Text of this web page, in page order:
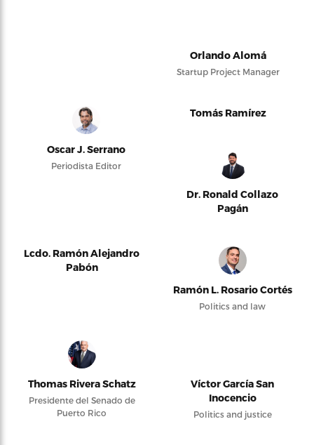
Orlando Alomá
Startup Project Manager
Oscar J. Serrano
Periodista Editor
Tomás Ramírez
Dr. Ronald Collazo
Pagán
Lcdo. Ramón Alejandro
Pabón
Ramón L. Rosario Cortés
Politics and law
Thomas Rivera Schatz
Presidente del Senado de
Puerto Rico
Víctor García San
Inocencio
Politics and justice